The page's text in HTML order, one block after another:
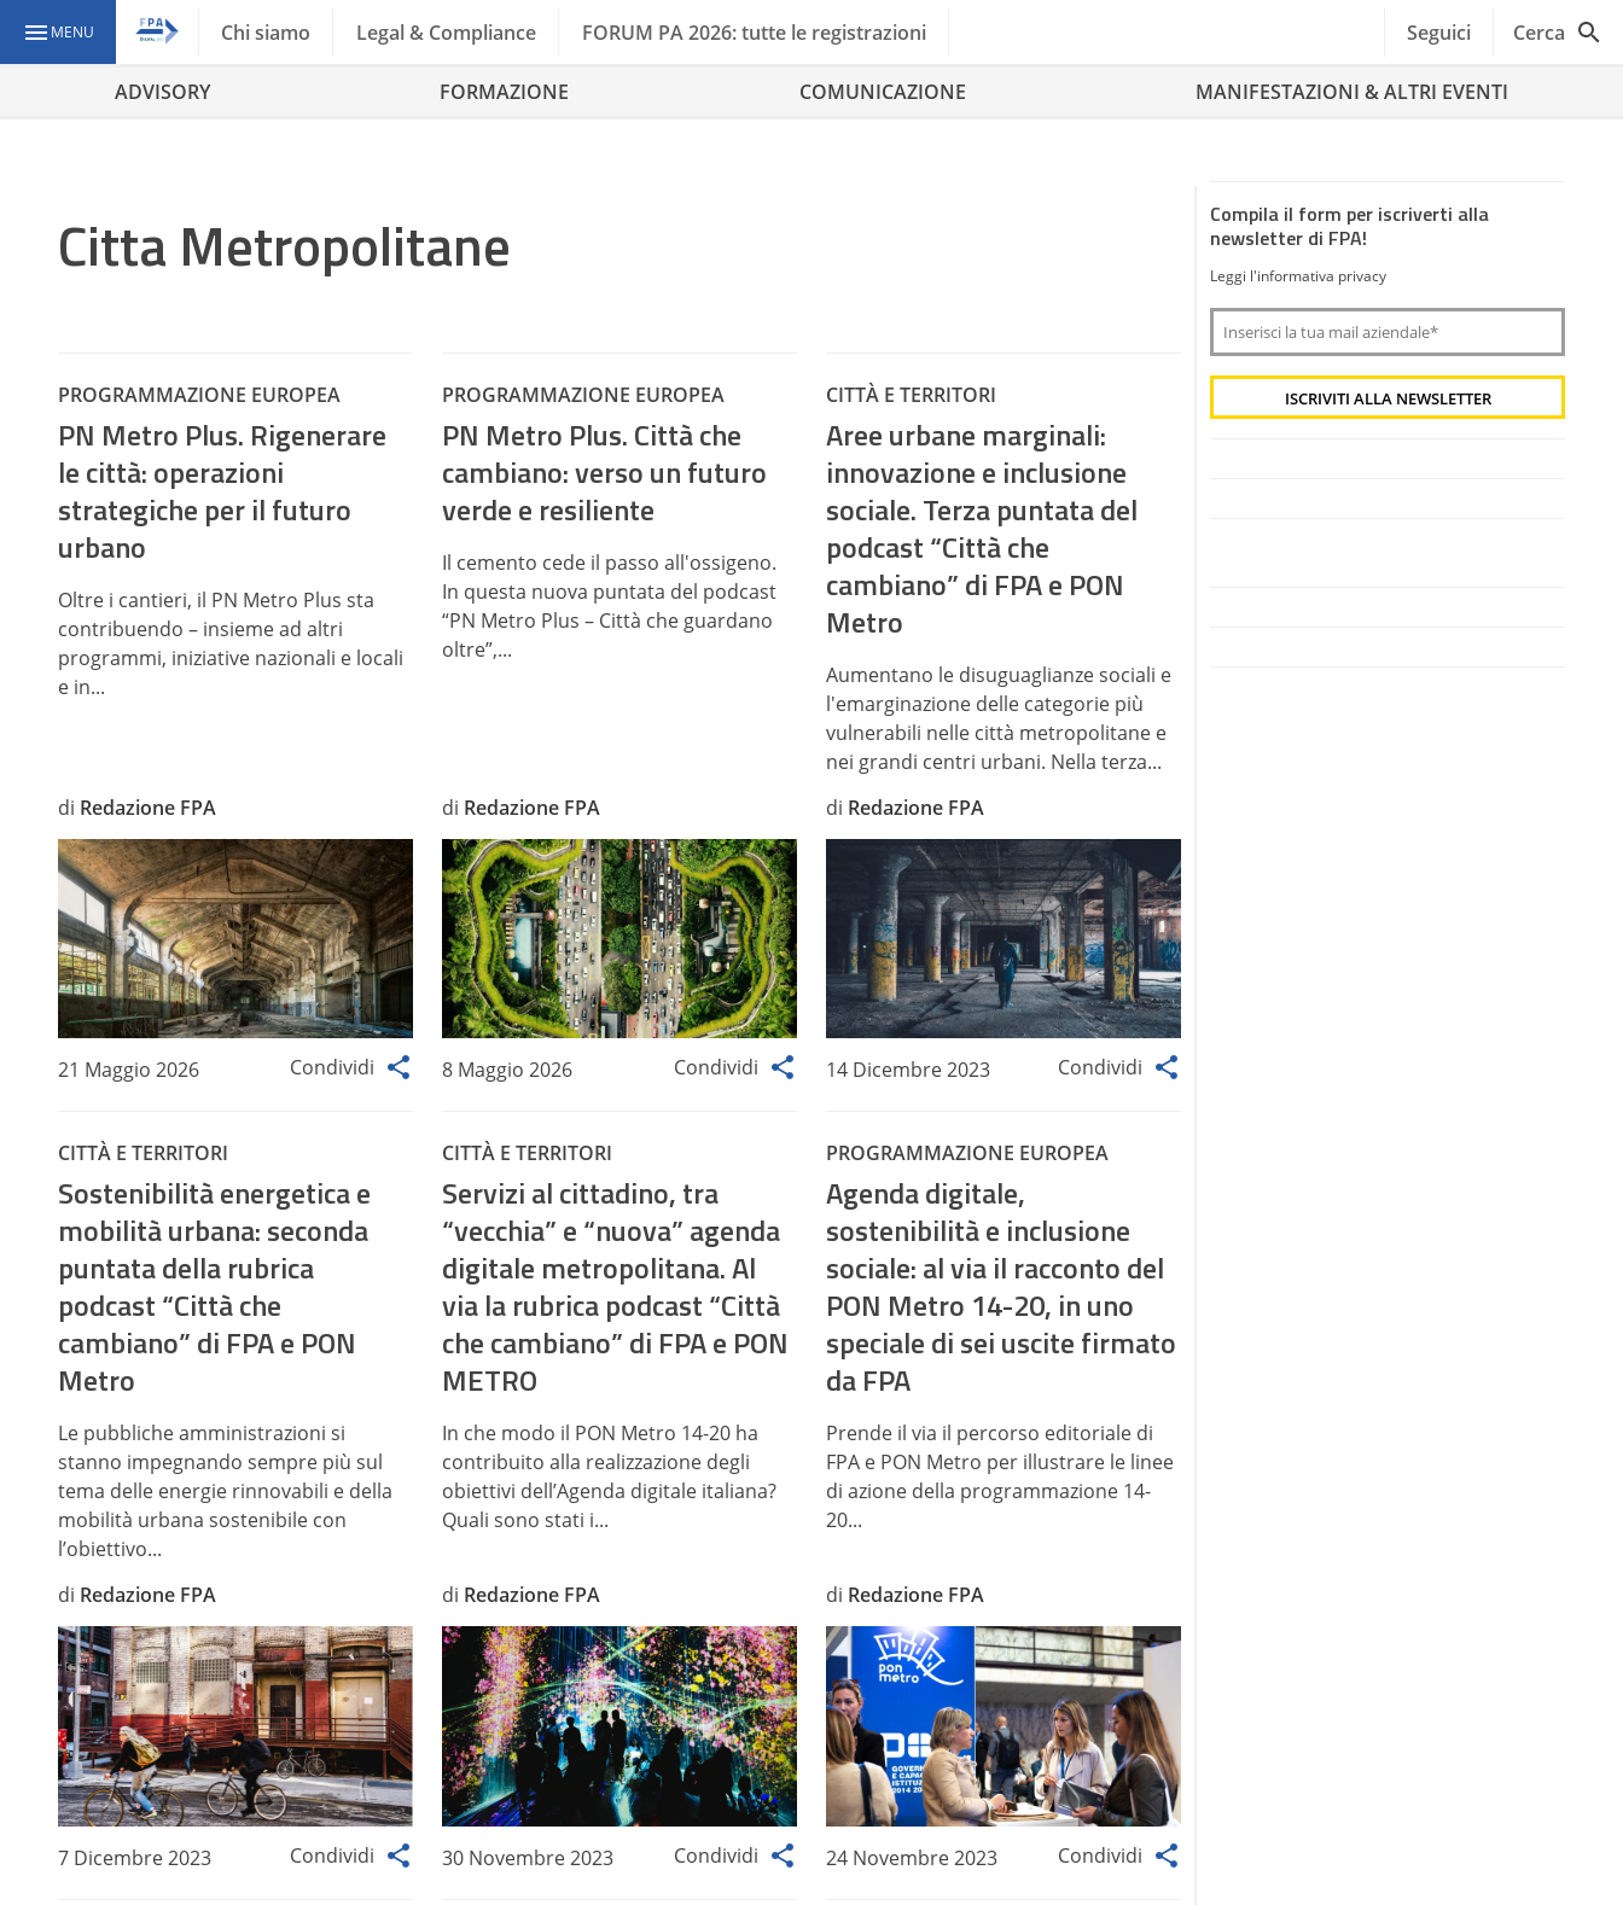
MENU Chi siamo Legal & Compliance FORUM PA 2026: tutte le registrazioni Seguici Cerca
ADVISORY FORMAZIONE COMUNICAZIONE MANIFESTAZIONI & ALTRI EVENTI
Citta Metropolitane
PROGRAMMAZIONE EUROPEA
PN Metro Plus. Rigenerare
le città: operazioni
strategiche per il futuro
urbano
Oltre i cantieri, il PN Metro Plus sta
contribuendo – insieme ad altri
programmi, iniziative nazionali e locali
e in...
di Redazione FPA
21 Maggio 2026 Condividi
PROGRAMMAZIONE EUROPEA
PN Metro Plus. Città che
cambiano: verso un futuro
verde e resiliente
Il cemento cede il passo all'ossigeno.
In questa nuova puntata del podcast
“PN Metro Plus – Città che guardano
oltre”,...
di Redazione FPA
8 Maggio 2026 Condividi
CITTÀ E TERRITORI
Aree urbane marginali:
innovazione e inclusione
sociale. Terza puntata del
podcast “Città che
cambiano” di FPA e PON
Metro
Aumentano le disuguaglianze sociali e
l'emarginazione delle categorie più
vulnerabili nelle città metropolitane e
nei grandi centri urbani. Nella terza...
di Redazione FPA
14 Dicembre 2023 Condividi
CITTÀ E TERRITORI
Sostenibilità energetica e
mobilità urbana: seconda
puntata della rubrica
podcast “Città che
cambiano” di FPA e PON
Metro
Le pubbliche amministrazioni si
stanno impegnando sempre più sul
tema delle energie rinnovabili e della
mobilità urbana sostenibile con
l’obiettivo...
di Redazione FPA
7 Dicembre 2023 Condividi
CITTÀ E TERRITORI
Servizi al cittadino, tra
“vecchia” e “nuova” agenda
digitale metropolitana. Al
via la rubrica podcast “Città
che cambiano” di FPA e PON
METRO
In che modo il PON Metro 14-20 ha
contribuito alla realizzazione degli
obiettivi dell’Agenda digitale italiana?
Quali sono stati i...
di Redazione FPA
30 Novembre 2023 Condividi
PROGRAMMAZIONE EUROPEA
Agenda digitale,
sostenibilità e inclusione
sociale: al via il racconto del
PON Metro 14-20, in uno
speciale di sei uscite firmato
da FPA
Prende il via il percorso editoriale di
FPA e PON Metro per illustrare le linee
di azione della programmazione 14-
20...
di Redazione FPA
24 Novembre 2023 Condividi
Compila il form per iscriverti alla
newsletter di FPA!
Leggi l'informativa privacy